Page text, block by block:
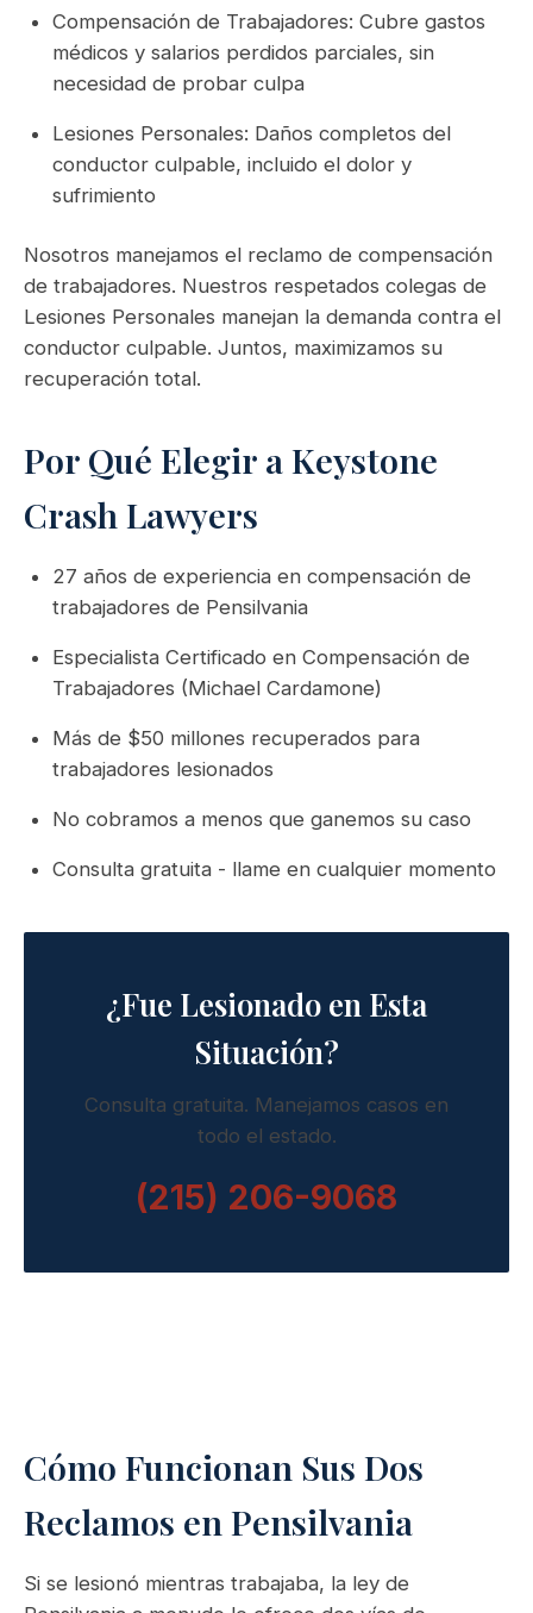
Compensación de Trabajadores: Cubre gastos
médicos y salarios perdidos parciales, sin
necesidad de probar culpa
Lesiones Personales: Daños completos del
conductor culpable, incluido el dolor y
sufrimiento
Nosotros manejamos el reclamo de compensación
de trabajadores. Nuestros respetados colegas de
Lesiones Personales manejan la demanda contra el
conductor culpable. Juntos, maximizamos su
recuperación total.
Por Qué Elegir a Keystone
Crash Lawyers
27 años de experiencia en compensación de
trabajadores de Pensilvania
Especialista Certificado en Compensación de
Trabajadores (Michael Cardamone)
Más de $50 millones recuperados para
trabajadores lesionados
No cobramos a menos que ganemos su caso
Consulta gratuita - llame en cualquier momento
¿Fue Lesionado en Esta
Situación?
Consulta gratuita. Manejamos casos en
todo el estado.
(215) 206-9068
Cómo Funcionan Sus Dos
Reclamos en Pensilvania
Si se lesionó mientras trabajaba, la ley de